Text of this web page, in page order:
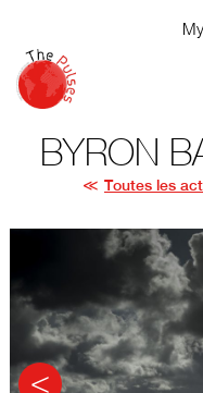
BYRON
Toutes les